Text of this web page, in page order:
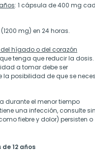
: 1 cápsula de 400 mg
mg) en 24 horas.
hígado o del corazón
tenga que reducir la dosis.
a tomar debe ser
posibilidad de que se
durante el menor tiempo
una infección, consulte sin
fiebre y dolor) persisten o
12 años